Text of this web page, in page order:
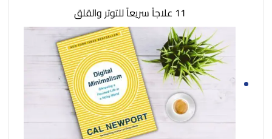
11 علاجاً سريعاً للتوتر والقلق